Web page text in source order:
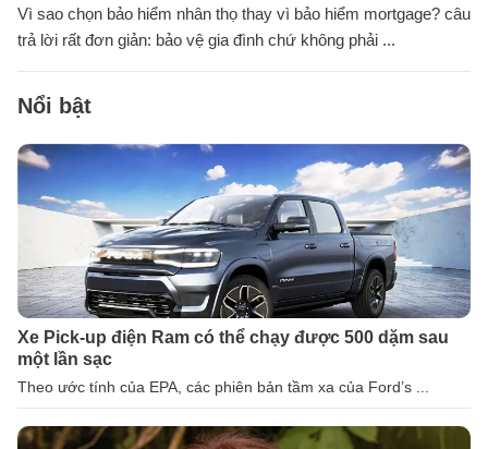
Vì sao chọn bảo hiểm nhân thọ thay vì bảo hiểm mortgage? câu
trả lời rất đơn giản: bảo vệ gia đình chứ không phải ...
Nổi bật
Xe Pick-up điện Ram có thể chạy được 500 dặm sau
một lần sạc
Theo ước tính của EPA, các phiên bản tầm xa của Ford’s ...